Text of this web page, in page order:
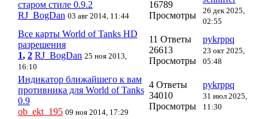
старом стиле 0.9.2
RJ_BogDan 03 авг 2014, 11:44
16789
Просмотры
26 дек 2025,
02:55
Все карты World of Tanks HD
разрешения
1, 2 RJ_BogDan 25 ноя 2013,
16:10
11 Ответы
26613
Просмотры
pykrppq
23 окт 2025,
05:48
Индикатор ближайшего к вам
противника для World of Tanks
0.9
ob_ekt_195 09 ноя 2014, 17:29
4 Ответы
34010
Просмотры
pykrppq
31 июл 2025,
11:30